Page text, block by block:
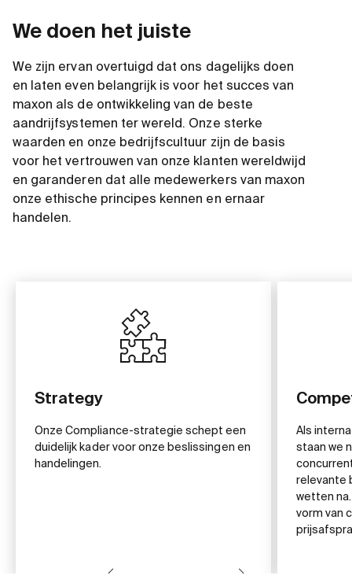
We doen het juiste
We zijn ervan overtuigd dat ons dagelijks doen
en laten even belangrijk is voor het succes van
maxon als de ontwikkeling van de beste
aandrijfsystemen ter wereld. Onze sterke
waarden en onze bedrijfscultuur zijn de basis
voor het vertrouwen van onze klanten wereldwijd
en garanderen dat alle medewerkers van maxon
onze ethische principes kennen en ernaar
handelen.
Strategy
Onze Compliance-strategie schept een
duidelijk kader voor onze beslissingen en
handelingen.
Als
staan we
relevante
wetten
vorm van